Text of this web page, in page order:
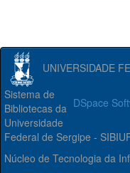
UNIVERSIDADE
DSpace
Sistema de
Bibliotecas da
Universidade
Federal de Sergipe -
Núcleo de Tecnologia da